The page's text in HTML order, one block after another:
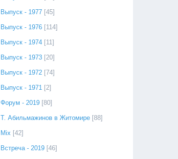
Выпуск - 1977 [45]
Выпуск - 1976 [114]
Выпуск - 1974 [11]
Выпуск - 1973 [20]
Выпуск - 1972 [74]
Выпуск - 1971 [2]
Форум - 2019 [80]
Т. Абильмажинов в Житомире [88]
Mix [42]
Встреча - 2019 [46]